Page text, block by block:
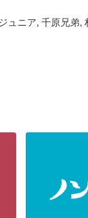
ュニア, 千原兄弟,